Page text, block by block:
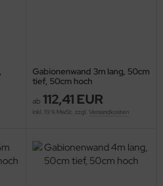
Gabionenwand 3m lang, 50cm
tief, 50cm hoch
ab 112,41 EUR
inkl. 19 % MwSt. zzgl. Versandkosten